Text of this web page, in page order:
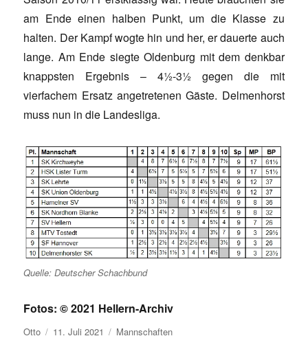
am Ende einen halben Punkt, um die Klasse zu
halten. Der Kampf wogte hin und her, er dauerte auch
lange. Am Ende siegte Oldenburg mit dem denkbar
knappsten Ergebnis – 4½-3½ gegen die mit
vierfachem Ersatz angetretenen Gäste. Delmenhorst
muss nun in die Landesliga.
Quelle: Deutscher Schachbund
Fotos: © 2021 Hellern-Archiv
Autor
Otto Veröffentlicht
am
11. Juli 2021 Kategorien
Mannschaften